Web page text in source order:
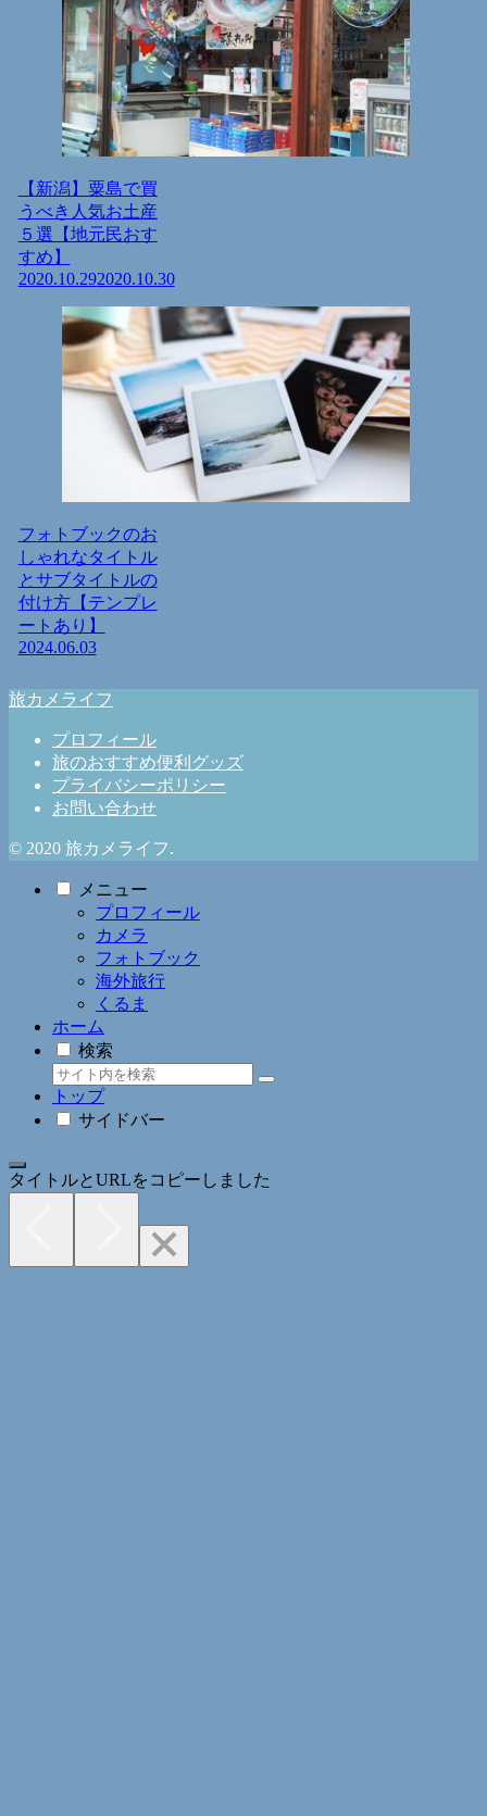
【新潟】粟島で買
うべき人気お土産
５選【地元民おす
すめ】
2020.10.292020.10.30
フォトブックのお
しゃれなタイトル
とサブタイトルの
付け方【テンプレ
ートあり】
2024.06.03
旅カメライフ
プロフィール
旅のおすすめ便利グッズ
プライバシーポリシー
お問い合わせ
© 2020 旅カメライフ.
メニュー
プロフィール
カメラ
フォトブック
海外旅行
くるま
ホーム
検索
トップ
サイドバー
タイトルとURLをコピーしました